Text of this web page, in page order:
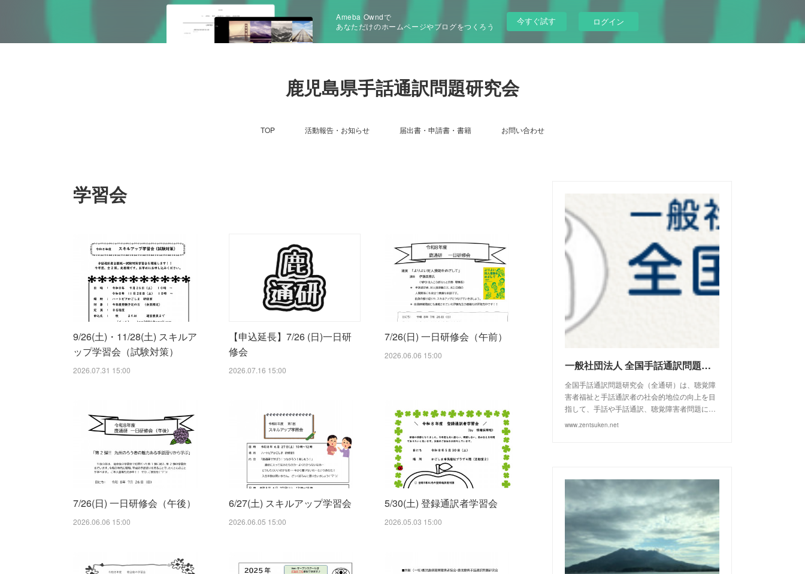
Ameba Owndで
あなただけのホームページやブログをつくろう
今すぐ試す ログイン
鹿児島県手話通訳問題研究会
TOP 活動報告・お知らせ 届出書・申請書・書籍 お問い合わせ
学習会
9/26(土)・11/28(土) スキルア
ップ学習会（試験対策）
2026.07.31 15:00
【申込延長】7/26 (日)一日研
修会
2026.07.16 15:00
7/26(日) 一日研修会（午前）
2026.06.06 15:00
7/26(日) 一日研修会（午後）
2026.06.06 15:00
6/27(土) スキルアップ学習会
2026.06.05 15:00
5/30(土) 登録通訳者学習会
2026.05.03 15:00
一般社団法人 全国手話通訳問題研究会（全通研）
全国手話通訳問題研究会（全通研）は、聴覚障
害者福祉と手話通訳者の社会的地位の向上を目
指して、手話や手話通訳、聴覚障害者問題に…
www.zentsuken.net